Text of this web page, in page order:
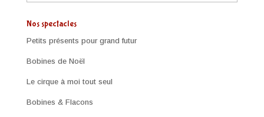
Nos spectacles
Petits présents pour grand futur
Bobines de Noël
Le cirque à moi tout seul
Bobines & Flacons